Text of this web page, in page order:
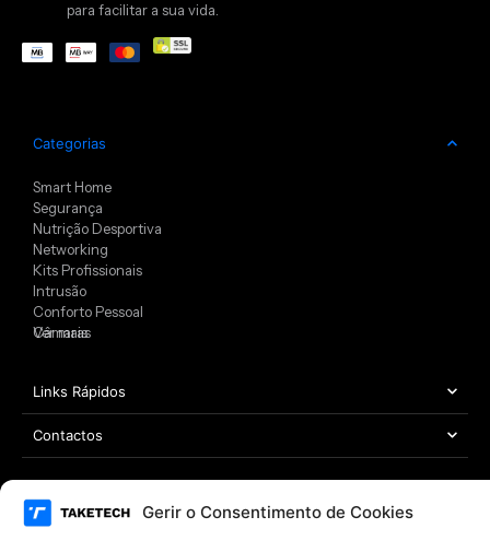
Gerir o Consentimento de Cookies
para facilitar a sua vida.
Categorias
Smart Home
Segurança
Nutrição Desportiva
Networking
Kits Profissionais
Intrusão
Conforto Pessoal
Câmaras
Ver mais
Links Rápidos
Contactos
Área Legal